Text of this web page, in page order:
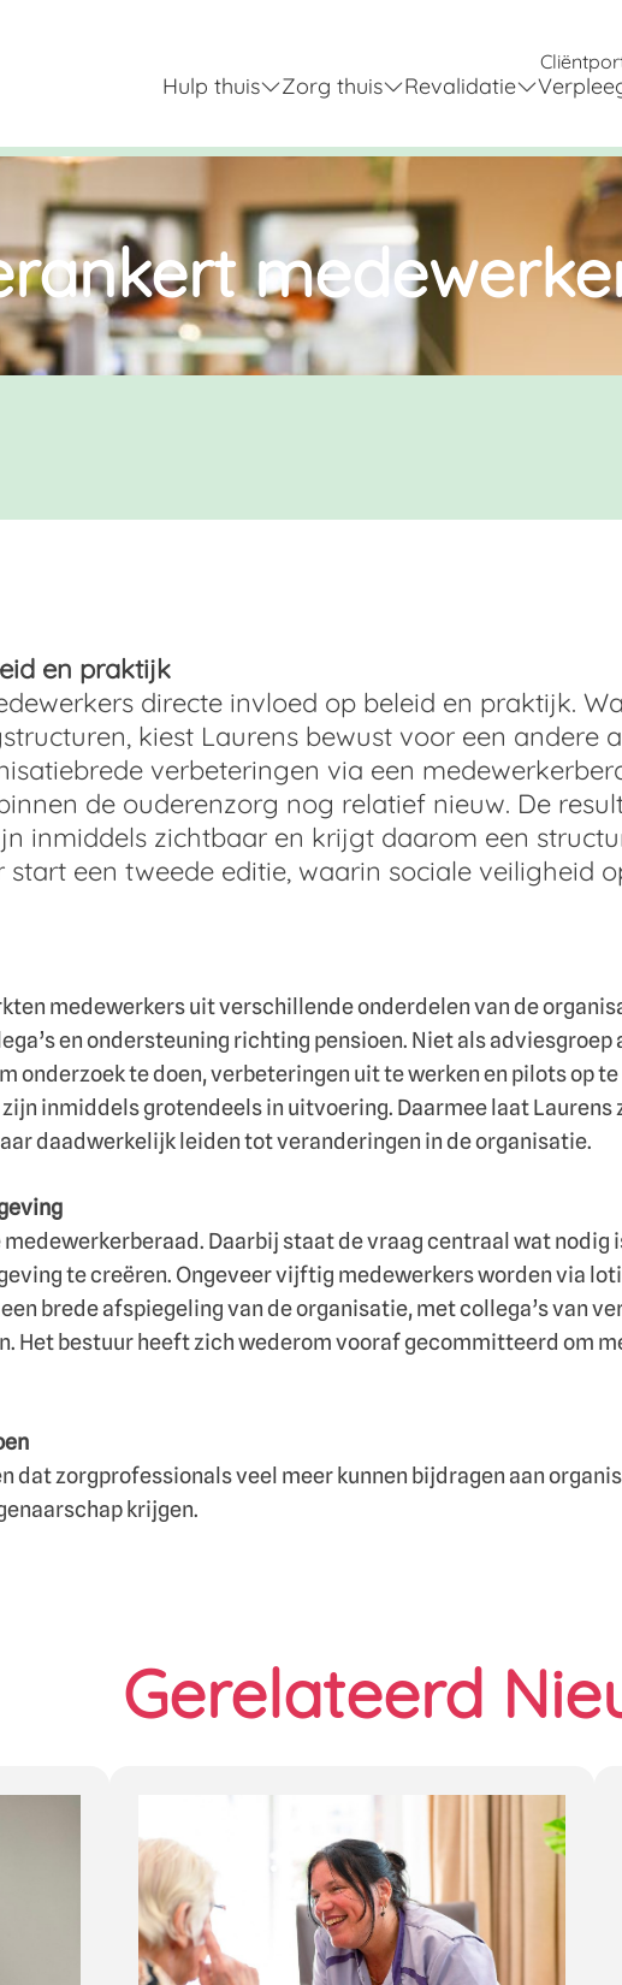
Hulp thuis Zorg thuis Revalidatie
en praktijk
directe invloed op beleid en praktijk.
kiest Laurens bewust voor een andere
verbeteringen via een
de ouderenzorg nog relatief nieuw. De
inmiddels zichtbaar en krijgt daarom een
een tweede editie, waarin sociale veiligheid
medewerkers uit verschillende onderdelen van de
en ondersteuning richting pensioen. Niet als
onderzoek te doen, verbeteringen uit te werken en pilots op
inmiddels grotendeels in uitvoering. Daarmee laat Laurens
daadwerkelijk leiden tot veranderingen in de organisatie.
Daarbij staat de vraag centraal wat nodig
te creëren. Ongeveer vijftig medewerkers worden via
brede afspiegeling van de organisatie, met collega’s van
Het bestuur heeft zich wederom vooraf gecommitteerd om
dat zorgprofessionals veel meer kunnen bijdragen aan
krijgen.
Gerelateerd